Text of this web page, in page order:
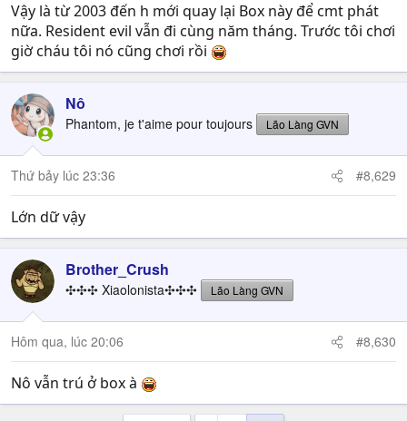
Vậy là từ 2003 đến h mới quay lại Box này để cmt phát
nữa. Resident evil vẫn đi cùng năm tháng. Trước tôi chơi
giờ cháu tôi nó cũng chơi rồi
Nô
Phantom, je t'aime pour toujours Lão Làng GVN
Thứ bảy lúc 23:36 #8,629
Lớn dữ vậy
Brother_Crush
✣✣✣ Xiaolonista✣✣✣ Lão Làng GVN
Hôm qua, lúc 20:06 #8,630
Nô vẫn trú ở box à